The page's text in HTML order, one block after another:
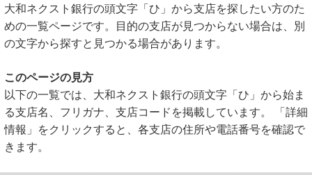
大和ネクスト銀行の頭文字「ひ」から支店を探したい方のた
めの一覧ページです。目的の支店が見つからない場合は、別
の文字から探すと見つかる場合があります。
このページの見方
以下の一覧では、大和ネクスト銀行の頭文字「ひ」から始ま
る支店名、フリガナ、支店コードを掲載しています。 「詳細
情報」をクリックすると、各支店の住所や電話番号を確認で
きます。